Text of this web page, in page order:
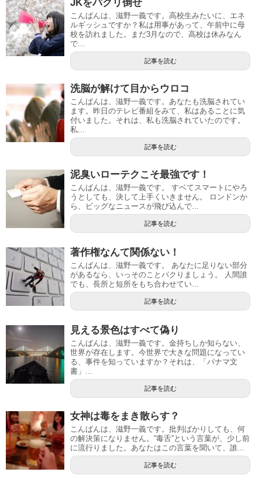
JKをパクリ倒せ
こんばんは、滋野一義です。高校生みたいに、エネ
ルギッシュですか？私は用事があって、午前中に母
校を訪れました。まだ3月なので、高校は休みなん
で...
記事を読む
洗脳が解けて目からウロコ
こんばんは、滋野一義です。あなたも洗脳されてい
ます。昨日のテレビ番組をみて、私はあることに気
付いました。それは、私も洗脳されていたのです。
私...
記事を読む
泥臭いローテクこそ最強です！
こんばんは、滋野一義です。 すベてスマートにやろ
うとしても、決して上手くいきません。 ロンドンか
ら、ビッグなニュースが飛び込んで...
記事を読む
著作権なんて関係ない！
こんばんは、滋野一義です。 あなたに足りない部分
があるなら、いっそのことパクりましょう。 人間誰
でも、長所と短所をもち合わせてい...
記事を読む
見える景色はすべて偽り
こんばんは、滋野一義です。金持ちしか知らない、
世界が存在します。今世界で大きな問題になってい
る、事件を知っていますか？それは、「パナマ文
書」...
記事を読む
女神は毒をまき散らす？
こんばんは、滋野一義です。批判ばかりしても、何
の解決策になりません。“毒舌”という言葉が、少し前
に流行りました。あなたはこの言葉を聞いて、誰...
記事を読む